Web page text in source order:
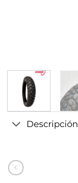
Descripción